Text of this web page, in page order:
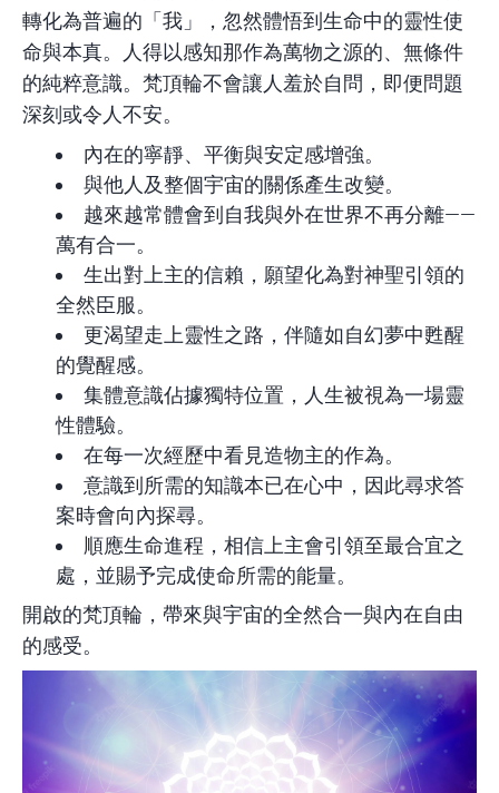
轉化為普遍的「我」，忽然體悟到生命中的靈性使
命與本真。人得以感知那作為萬物之源的、無條件
的純粹意識。梵頂輪不會讓人羞於自問，即便問題
深刻或令人不安。
內在的寧靜、平衡與安定感增強。
與他人及整個宇宙的關係產生改變。
越來越常體會到自我與外在世界不再分離——
萬有合一。
生出對上主的信賴，願望化為對神聖引領的
全然臣服。
更渴望走上靈性之路，伴隨如自幻夢中甦醒
的覺醒感。
集體意識佔據獨特位置，人生被視為一場靈
性體驗。
在每一次經歷中看見造物主的作為。
意識到所需的知識本已在心中，因此尋求答
案時會向內探尋。
順應生命進程，相信上主會引領至最合宜之
處，並賜予完成使命所需的能量。
開啟的梵頂輪，帶來與宇宙的全然合一與內在自由
的感受。